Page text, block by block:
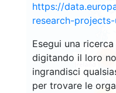
https://
research-
Esegui una
digitando il loro
ingrandisci
per trovare le
2206